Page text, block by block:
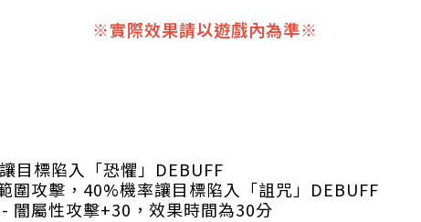
※實際效果請以遊戲內為準※
目標陷入「恐懼」DEBUFF
圍攻擊，40%機率讓目標陷入「詛咒」DEBUFF
闇屬性攻擊+30，效果時間為30分